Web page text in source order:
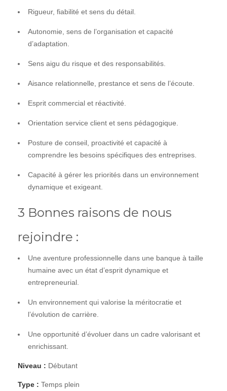
Rigueur, fiabilité et sens du détail.
Autonomie, sens de l’organisation et capacité
d’adaptation.
Sens aigu du risque et des responsabilités.
Aisance relationnelle, prestance et sens de l’écoute.
Esprit commercial et réactivité.
Orientation service client et sens pédagogique.
Posture de conseil, proactivité et capacité à
comprendre les besoins spécifiques des entreprises.
Capacité à gérer les priorités dans un environnement
dynamique et exigeant.
3 Bonnes raisons de nous
rejoindre :
Une aventure professionnelle dans une banque à taille
humaine avec un état d’esprit dynamique et
entrepreneurial.
Un environnement qui valorise la méritocratie et
l’évolution de carrière.
Une opportunité d’évoluer dans un cadre valorisant et
enrichissant.
Niveau : Débutant
Type : Temps plein